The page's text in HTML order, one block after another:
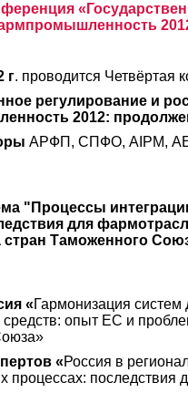
г. проводится Четвёртая
регулирование и
2012:
АРФП, СПФО, AIPM,
"Процессы
для
стран Таможенного
«Гармонизация
опыт ЕС и
«Россия в
процессах: последствия